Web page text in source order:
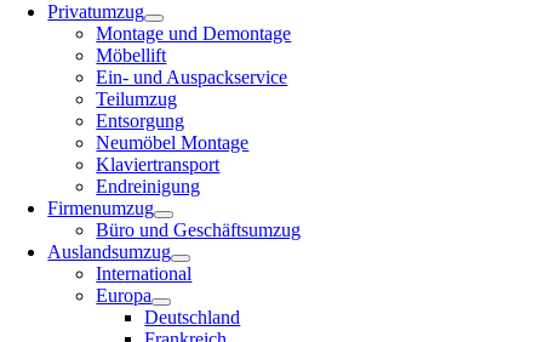
Privatumzug
Montage und Demontage
Möbellift
Ein- und Auspackservice
Teilumzug
Entsorgung
Neumöbel Montage
Klaviertransport
Endreinigung
Firmenumzug
Büro und Geschäftsumzug
Auslandsumzug
International
Europa
Deutschland